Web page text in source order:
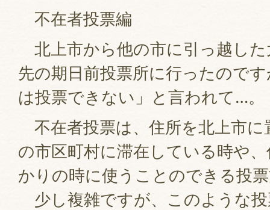
不在者投票編
北上市から他の市に引っ越し
先の期日前投票所に行ったので
は投票できない」と言われて…。
不在者投票は、住所を北上市に
の市区町村に滞在している時や
かりの時に使うことのできる投
少し複雑ですが、このような